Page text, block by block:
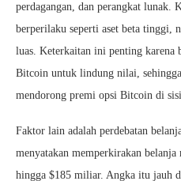
perdagangan, dan perangkat lunak.
berperilaku seperti aset beta tinggi,
luas. Keterkaitan ini penting karena
Bitcoin untuk lindung nilai,
mendorong premi opsi Bitcoin di
Faktor lain adalah perdebatan
menyatakan memperkirakan
hingga $185 miliar. Angka itu jauh